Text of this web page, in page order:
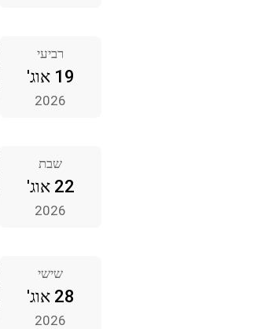
רביעי
19 אוג'
2026
שבת
22 אוג'
2026
שישי
28 אוג'
2026